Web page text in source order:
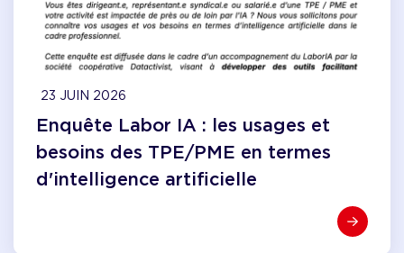
23 JUIN 2026
Enquête Labor IA : les usages et
besoins des TPE/PME en termes
d'intelligence artificielle